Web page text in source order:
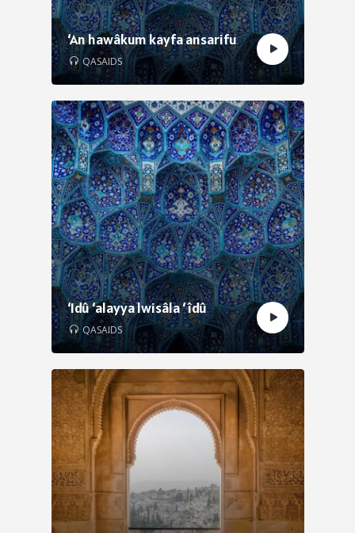
‘An hawâkum kayfa ansarifu
QASAIDS
‘Idû ‘alayya lwisâla ‘ îdû
QASAIDS